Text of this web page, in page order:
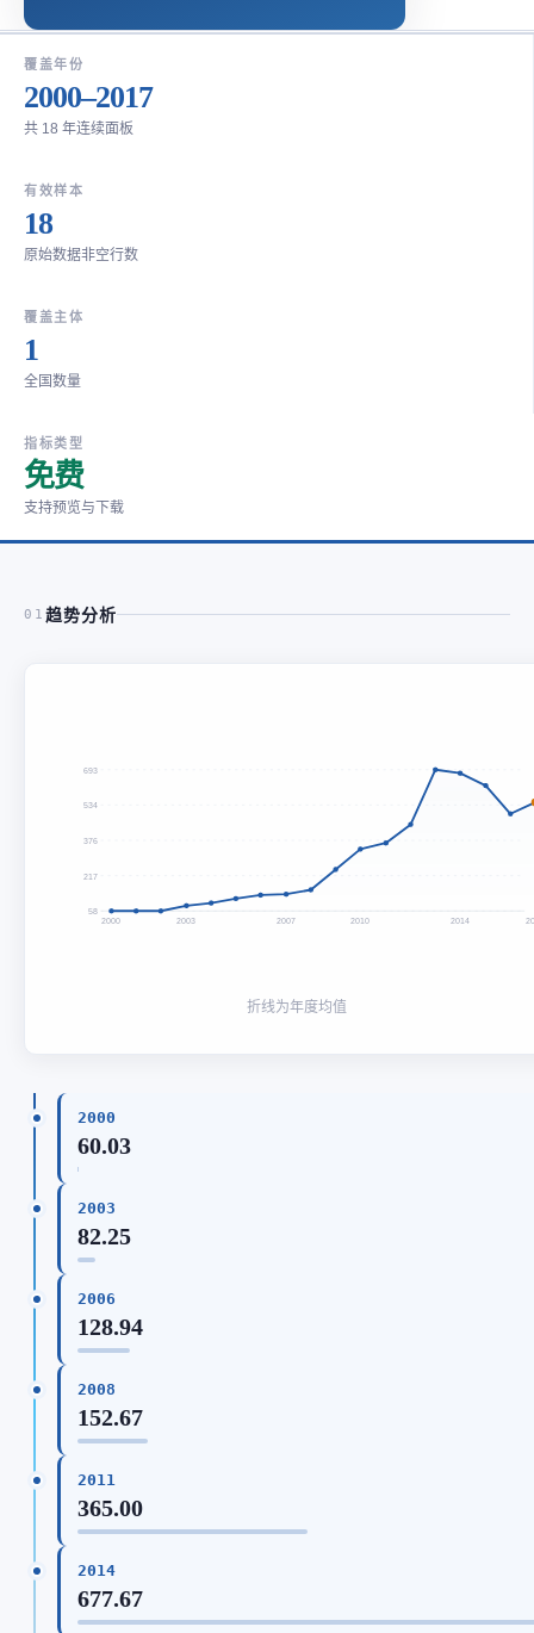
覆盖年份
2000–2017
共 18 年连续面板
有效样本
18
原始数据非空行数
覆盖主体
1
全国数量
指标类型
免费
支持预览与下载
01 趋势分析
693
534
376
217
58
2000 2003 2007 2010 2014
折线为年度均值
2000
60.03
2003
82.25
2006
128.94
2008
152.67
2011
365.00
2014
677.67